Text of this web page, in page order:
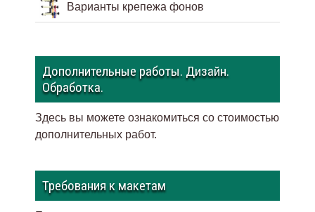
Варианты крепежа фонов
Дополнительные работы. Дизайн.
Обработка.
Здесь вы можете ознакомиться со стоимостью
дополнительных работ.
Требования к макетам